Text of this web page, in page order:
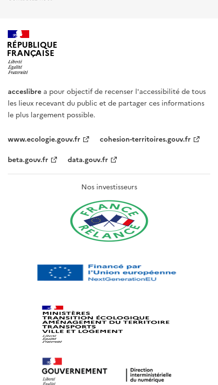
RÉPUBLIQUE
FRANÇAISE
acceslibre a pour objectif de recenser l'accessibilité de tous
les lieux recevant du public et de partager ces informations
le plus largement possible.
www.ecologie.gouv.fr
cohesion-territoires.gouv.fr
beta.gouv.fr
data.gouv.fr
Nos investisseurs